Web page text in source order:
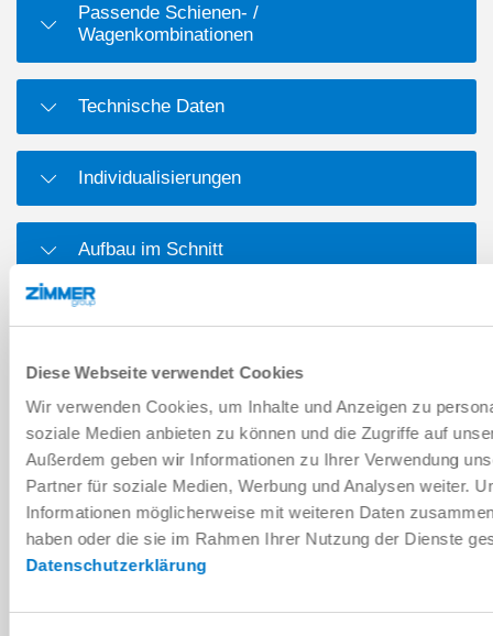
Diese Webseite verwendet Cookies
Wir verwenden Cookies, um Inhalte und Anzeigen zu
soziale Medien anbieten zu können und die Zugriffe auf
Außerdem geben wir Informationen zu Ihrer Verwendung
Partner für soziale Medien, Werbung und Analysen weiter.
Informationen möglicherweise mit weiteren Daten
haben oder die sie im Rahmen Ihrer Nutzung der Dienste
Datenschutzerklärung
Passende Schienen- /
Wagenkombinationen
Technische Daten
Individualisierungen
Aufbau im Schnitt
Maßzeichnung
DOWNLOADS
PDF-Datenblatt
Herunterladen